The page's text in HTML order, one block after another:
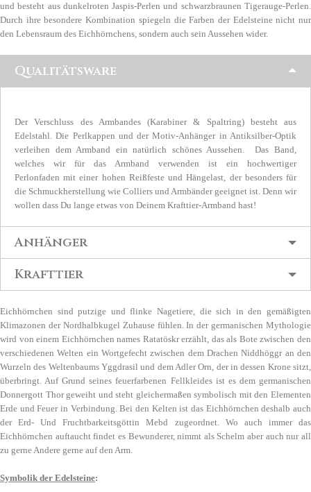
und besteht aus dunkelroten Jaspis-Perlen und schwarzbraunen Tigerauge-Perlen.
Durch ihre besondere Kombination spiegeln die Farben der Edelsteine nicht nur
den Lebensraum des Eichhörnchens, sondern auch sein Aussehen wider.
Qualitätsware
Der Verschluss des Armbandes (Karabiner & Spaltring) besteht aus
Edelstahl. Die Perlkappen und der Motiv-Anhänger in Antiksilber-Optik
verleihen dem Armband ein natürlich schönes Aussehen. Das Band,
welches wir für das Armband verwenden ist ein hochwertiger
Perlonfaden mit einer hohen Reißfeste und Hängelast, der besonders für
die Schmuckherstellung wie Colliers und Armbänder geeignet ist. Denn wir
wollen dass Du lange etwas von Deinem Krafttier-Armband hast!
Anhänger
Krafttier
Eichhörnchen sind putzige und flinke Nagetiere, die sich in den gemäßigten
Klimazonen der Nordhalbkugel Zuhause fühlen. In der germanischen Mythologie
wird von einem Eichhörnchen names Ratatöskr erzählt, das als Bote zwischen den
verschiedenen Welten ein Wortgefecht zwischen dem Drachen Niddhöggr an den
Wurzeln des Weltenbaums Yggdrasil und dem Adler Orn, der in dessen Krone sitzt,
überbringt. Auf Grund seines feuerfarbenen Fellkleides ist es dem germanischen
Donnergott Thor geweiht und steht gleichermaßen symbolisch mit den Elementen
Erde und Feuer in Verbindung. Bei den Kelten ist das Eichhörnchen deshalb auch
der Erd- Und Fruchtbarkeitsgöttin Mebd zugeordnet. Wo auch immer das
Eichhörnchen auftaucht findet es Bewunderer, nimmt als Schelm aber auch nur all
zu gerne Andere gerne auf den Arm.
Symbolik der Edelsteine: